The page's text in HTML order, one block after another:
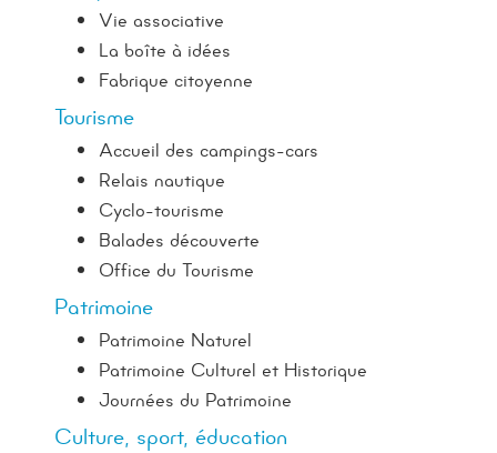
Vie associative
La boîte à idées
Fabrique citoyenne
Tourisme
Accueil des campings-cars
Relais nautique
Cyclo-tourisme
Balades découverte
Office du Tourisme
Patrimoine
Patrimoine Naturel
Patrimoine Culturel et Historique
Journées du Patrimoine
Culture, sport, éducation